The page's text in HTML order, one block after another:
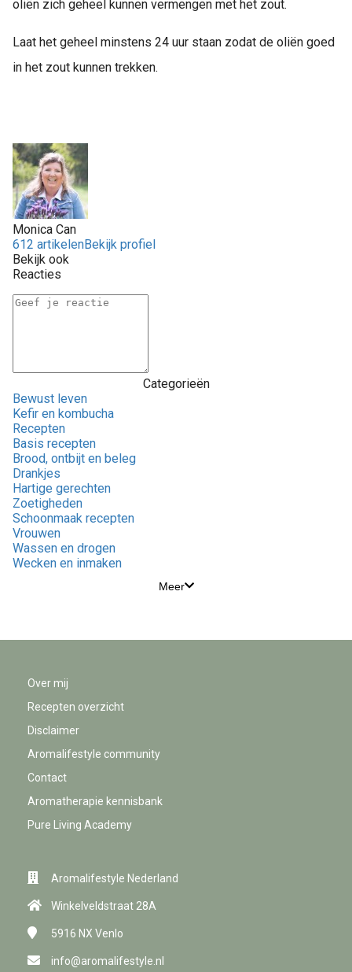
oliën zich geheel kunnen vermengen met het zout.
Laat het geheel minstens 24 uur staan zodat de oliën goed
in het zout kunnen trekken.
Monica Can
612 artikelenBekijk profiel
Bekijk ook
Reacties
Categorieën
Bewust leven
Kefir en kombucha
Recepten
Basis recepten
Brood, ontbijt en beleg
Drankjes
Hartige gerechten
Zoetigheden
Schoonmaak recepten
Vrouwen
Wassen en drogen
Wecken en inmaken
Meer
Over mij
Recepten overzicht
Disclaimer
Aromalifestyle community
Contact
Aromatherapie kennisbank
Pure Living Academy
Aromalifestyle Nederland
Winkelveldstraat 28A
5916 NX Venlo
info@aromalifestyle.nl